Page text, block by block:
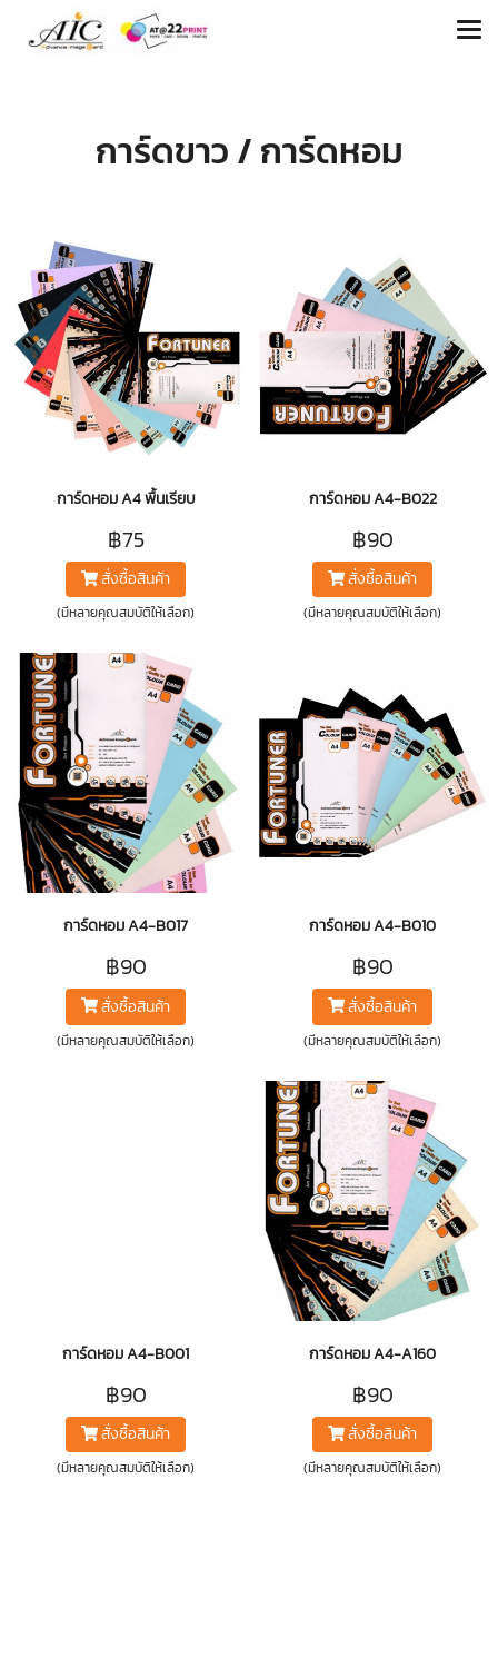
การ์ดขาว / การ์ดหอม
การ์ดหอม A4 พื้นเรียบ
฿75
สั่งซื้อสินค้า
(มีหลายคุณสมบัติให้เลือก)
การ์ดหอม A4-B022
฿90
สั่งซื้อสินค้า
(มีหลายคุณสมบัติให้เลือก)
การ์ดหอม A4-B017
฿90
สั่งซื้อสินค้า
(มีหลายคุณสมบัติให้เลือก)
การ์ดหอม A4-B010
฿90
สั่งซื้อสินค้า
(มีหลายคุณสมบัติให้เลือก)
การ์ดหอม A4-B001
฿90
สั่งซื้อสินค้า
(มีหลายคุณสมบัติให้เลือก)
การ์ดหอม A4-A160
฿90
สั่งซื้อสินค้า
(มีหลายคุณสมบัติให้เลือก)